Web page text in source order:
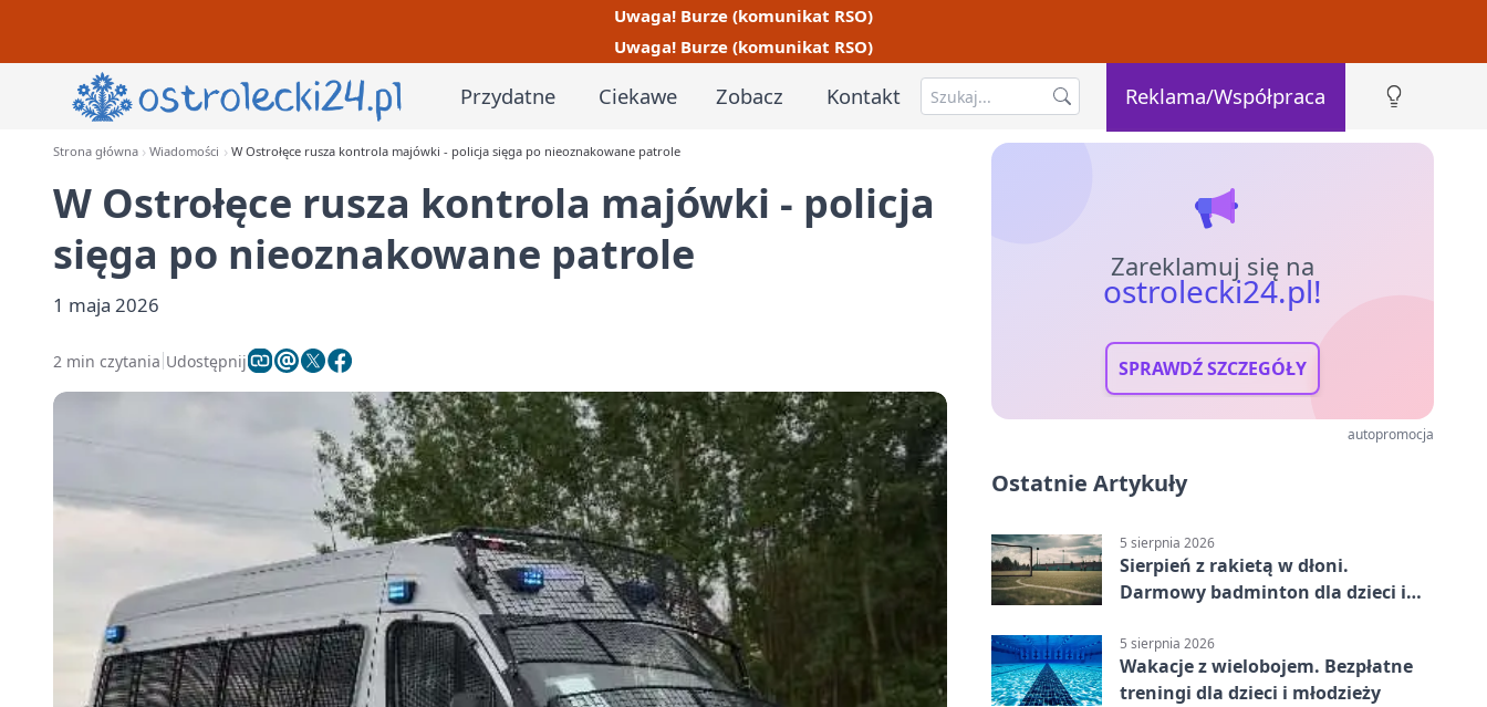
Uwaga! Burze (komunikat RSO)
Uwaga! Burze (komunikat RSO)
Przydatne Ciekawe Zobacz Kontakt Reklama/Współpraca
Strona główna Wiadomości W Ostrołęce rusza kontrola majówki - policja sięga po nieoznakowane patrole
W Ostrołęce rusza kontrola majówki - policja
sięga po nieoznakowane patrole
1 maja 2026
2 min czytania Udostępnij
Zareklamuj się na
ostrolecki24.pl!
SPRAWDŹ SZCZEGÓŁY
autopromocja
Ostatnie Artykuły
5 sierpnia 2026
Sierpień z rakietą w dłoni.
Darmowy badminton dla dzieci i
5 sierpnia 2026
Wakacje z wielobojem. Bezpłatne
treningi dla dzieci i młodzieży